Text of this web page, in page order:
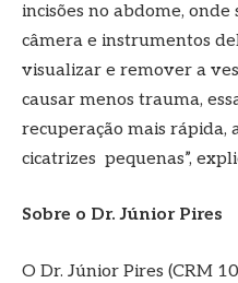
incisões no abdome,
câmera e instrumentos
visualizar e remover a
causar menos trauma,
recuperação mais rápida,
cicatrizes pequenas”,
Sobre o Dr. Júnior Pires
O Dr. Júnior Pires (CRM